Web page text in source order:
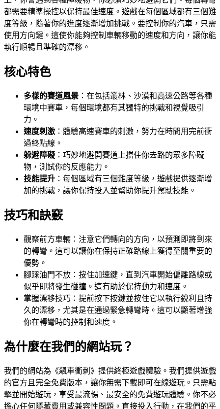
都需要精準操控以保持最佳速度。遊戲在每個區域都有三個難
度等級，隨著你的進度逐漸增加挑戰。要控制你的汽車，只需
使用方向鍵。這使你能夠控制車輛移動的速度和方向，讓你能
執行順暢且準確的漂移。
核心特色
多樣的賽道風景 ：在包括叢林、沙漠和高速公路等各種
環境中賽車，每個環境都有其獨特的挑戰和視覺吸引
力。
速度刺激 ：體驗高速賽車的刺激，努力在時間用完前衝
過終點線。
躲避障礙 ：巧妙地避開賽道上擋住你去路的眾多障礙
物，測試你的反應能力。
技能提升 ：每個區域有三個難度等級，遊戲提供逐漸增
加的挑戰，讓你保持投入並幫助你提升駕駛技能。
技巧和訣竅
觀察前方車輛：注意它們轉向的方向，以預測即將到來
的轉彎。這可以讓你在保持正確路線上獲得至關重要的
優勢。
腳踩油門不放：按住加速鍵，直到汽車開始偏離路線或
似乎即將發生碰撞。這有助於保持動力和速度。
掌握漂移技巧：提前按下按鍵並按住它以執行銳利且持
久的漂移，尤其是在通過緊急轉彎時。這可以顯著增強
你在轉彎時的控制和速度。
為什麼在我們的網站玩？
我們的網站為《飆車衝刺》提供終極遊戲體驗。我們提供遊戲
的官方且完全免費版本，讓你無需下載即可在線遊玩。只需點
擊並開始遊玩，享受最流暢、最安全的免費遊玩體驗。你不必
擔心任何隱藏費用或兼容性問題。直接投入行動，在我們的平